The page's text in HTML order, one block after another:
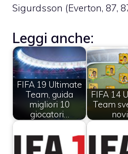
Sigurdsson (Everton, 87,
Leggi anche:
FIFA 19 Ultimate
Team, guida
migliori 10
giocatori…
FIFA 14
Team